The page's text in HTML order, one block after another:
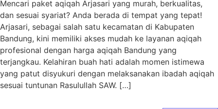
Mencari paket aqiqah Arjasari yang murah, berkualitas,
dan sesuai syariat? Anda berada di tempat yang tepat!
Arjasari, sebagai salah satu kecamatan di Kabupaten
Bandung, kini memiliki akses mudah ke layanan aqiqah
profesional dengan harga aqiqah Bandung yang
terjangkau. Kelahiran buah hati adalah momen istimewa
yang patut disyukuri dengan melaksanakan ibadah aqiqah
sesuai tuntunan Rasulullah SAW. […]